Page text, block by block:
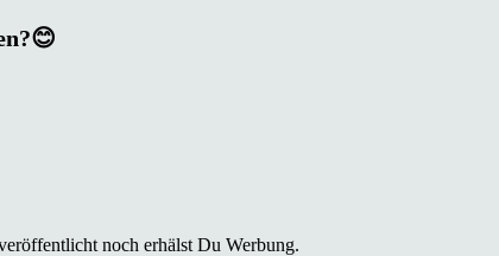
noch erhälst Du Werbung.